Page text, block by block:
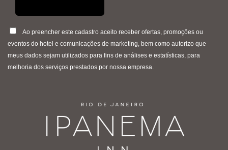
Ao preencher este cadastro aceito receber ofertas, promoções ou
eventos do hotel e comunicações de marketing, bem como autorizo que
meus dados sejam utilizados para fins de análises e estatísticas, para
melhoria dos serviços prestados por nossa empresa.